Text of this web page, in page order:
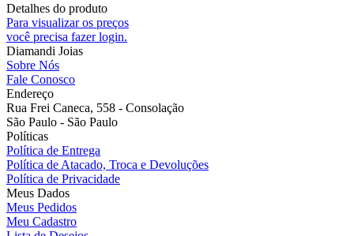
Detalhes do produto
Para visualizar os preços
você precisa fazer login.
Diamandi Joias
Sobre Nós
Fale Conosco
Endereço
Rua Frei Caneca, 558 - Consolação
São Paulo - São Paulo
Políticas
Política de Entrega
Política de Atacado, Troca e Devoluções
Política de Privacidade
Meus Dados
Meus Pedidos
Meu Cadastro